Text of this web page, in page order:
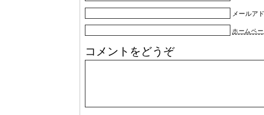
メールア
ホームペ
コメントをどうぞ